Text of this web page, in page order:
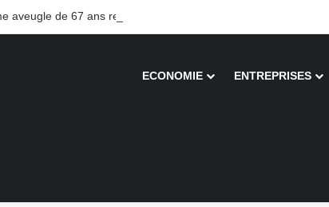
aveugle de 67 ans recouvre la vue après une greffe inédite
ECONOMIE ENTREPRISES